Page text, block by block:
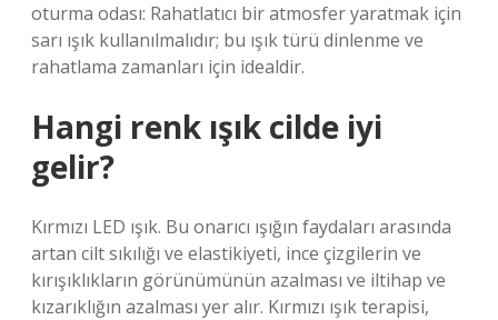
oturma odası: Rahatlatıcı bir atmosfer yaratmak için
sarı ışık kullanılmalıdır; bu ışık türü dinlenme ve
rahatlama zamanları için idealdir.
Hangi renk ışık cilde iyi
gelir?
Kırmızı LED ışık. Bu onarıcı ışığın faydaları arasında
artan cilt sıkılığı ve elastikiyeti, ince çizgilerin ve
kırışıklıkların görünümünün azalması ve iltihap ve
kızarıklığın azalması yer alır. Kırmızı ışık terapisi,